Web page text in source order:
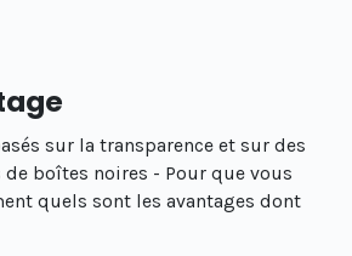
sur la transparence et sur des
de boîtes noires - Pour que vous
quels sont les avantages dont